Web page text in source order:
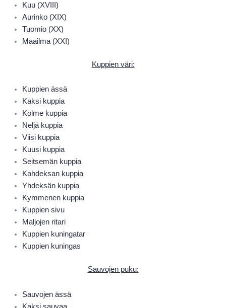
Kuu (XVIII)
Aurinko (XIX)
Tuomio (XX)
Maailma (XXI)
Kuppien väri:
Kuppien ässä
Kaksi kuppia
Kolme kuppia
Neljä kuppia
Viisi kuppia
Kuusi kuppia
Seitsemän kuppia
Kahdeksan kuppia
Yhdeksän kuppia
Kymmenen kuppia
Kuppien sivu
Maljojen ritari
Kuppien kuningatar
Kuppien kuningas
Sauvojen puku:
Sauvojen ässä
Kaksi sauvaa